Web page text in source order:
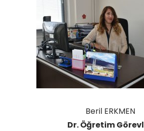
Beril ERKMEN
Dr. Öğretim